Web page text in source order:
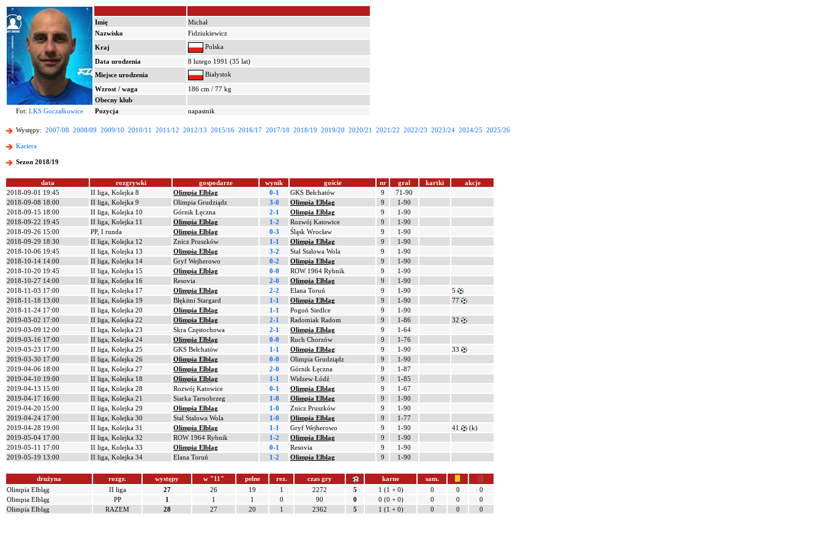
Imię
Michał
Nazwisko
Fidziukiewicz
Kraj
Polska
Data urodzenia
8 lutego 1991 (35 lat)
Miejsce urodzenia
Białystok
Wzrost / waga
186 cm / 77 kg
Obecny klub
Fot: LKS Goczałkowice Pozycja napastnik
Występy: 2007/08 2008/09 2009/10 2010/11 2011/12 2012/13 2015/16 2016/17 2017/18 2018/19 2019/20 2020/21 2021/22 2022/23 2023/24 2024/25 2025/26
Kariera
Sezon 2018/19
data rozgrywki gospodarze wynik goście nr grał kartki
akcje
2018-09-01 19:45
II liga, Kolejka 8 Olimpia Elbląg 0-1 GKS Bełchatów 9
71-90
2018-09-08 18:00
II liga, Kolejka 9 Olimpia Grudziądz 3-0 Olimpia Elbląg 9
1-90
2018-09-15 18:00
II liga, Kolejka 10 Górnik Łęczna 2-1 Olimpia Elbląg 9
1-90
2018-09-22 19:45
II liga, Kolejka 11 Olimpia Elbląg 1-2 Rozwój Katowice 9
1-90
2018-09-26 15:00
PP, I runda Olimpia Elbląg 0-3 Śląsk Wrocław 9
1-90
2018-09-29 18:30
II liga, Kolejka 12 Znicz Pruszków 1-1 Olimpia Elbląg 9
1-90
2018-10-06 19:45
II liga, Kolejka 13 Olimpia Elbląg 3-2 Stal Stalowa Wola 9
1-90
2018-10-14 14:00
II liga, Kolejka 14 Gryf Wejherowo 0-2 Olimpia Elbląg 9
1-90
2018-10-20 19:45
II liga, Kolejka 15 Olimpia Elbląg 0-0 ROW 1964 Rybnik 9
1-90
2018-10-27 14:00
II liga, Kolejka 16 Resovia 2-0 Olimpia Elbląg 9
1-90
2018-11-03 17:00
II liga, Kolejka 17 Olimpia Elbląg 2-2 Elana Toruń 9 1-90
5
2018-11-18 13:00
II liga, Kolejka 19 Błękitni Stargard 1-1 Olimpia Elbląg 9 1-90
77
2018-11-24 17:00
II liga, Kolejka 20 Olimpia Elbląg 1-1 Pogoń Siedlce 9
1-90
2019-03-02 17:00
II liga, Kolejka 22 Olimpia Elbląg 2-1 Radomiak Radom 9 1-86
32
2019-03-09 12:00
II liga, Kolejka 23 Skra Częstochowa 2-1 Olimpia Elbląg 9
1-64
2019-03-16 17:00
II liga, Kolejka 24 Olimpia Elbląg 0-0 Ruch Chorzów 9
1-76
2019-03-23 17:00
II liga, Kolejka 25 GKS Bełchatów 1-1 Olimpia Elbląg 9 1-90
33
2019-03-30 17:00
II liga, Kolejka 26 Olimpia Elbląg 0-0 Olimpia Grudziądz 9
1-90
2019-04-06 18:00
II liga, Kolejka 27 Olimpia Elbląg 2-0 Górnik Łęczna 9
1-87
2019-04-10 19:00
II liga, Kolejka 18 Olimpia Elbląg 1-1 Widzew Łódź 9
1-85
2019-04-13 15:00
II liga, Kolejka 28 Rozwój Katowice 0-1 Olimpia Elbląg 9
1-67
2019-04-17 16:00
II liga, Kolejka 21 Siarka Tarnobrzeg 1-0 Olimpia Elbląg 9
1-90
2019-04-20 15:00
II liga, Kolejka 29 Olimpia Elbląg 1-0 Znicz Pruszków 9
1-90
2019-04-24 17:00
II liga, Kolejka 30 Stal Stalowa Wola 1-0 Olimpia Elbląg 9
1-77
2019-04-28 19:00
II liga, Kolejka 31 Olimpia Elbląg 1-1 Gryf Wejherowo 9 1-90 41
(k)
2019-05-04 17:00
II liga, Kolejka 32 ROW 1964 Rybnik 1-2 Olimpia Elbląg 9
1-90
2019-05-11 17:00
II liga, Kolejka 33 Olimpia Elbląg 0-1 Resovia 9
1-90
2019-05-19 13:00
II liga, Kolejka 34 Elana Toruń 1-2 Olimpia Elbląg 9 1-90
drużyna rozgr. występy w "11" pełne rez. czas gry karne
sam.
Olimpia Elbląg
II liga 27 26 19 1 2272 5 1 (1 + 0) 0 0
0
Olimpia Elbląg
PP 1 1 1 0 90 0 0 (0 + 0) 0 0
0
Olimpia Elbląg
RAZEM 28 27 20 1 2362 5 1 (1 + 0) 0 0 0